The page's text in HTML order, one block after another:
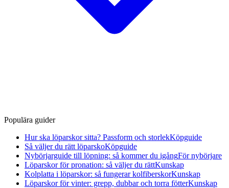
Populära guider
Hur ska löparskor sitta? Passform och storlekKöpguide
Så väljer du rätt löparskoKöpguide
Nybörjarguide till löpning: så kommer du igångFör nybörjare
Löparskor för pronation: så väljer du rättKunskap
Kolplatta i löparskor: så fungerar kolfiberskorKunskap
Löparskor för vinter: grepp, dubbar och torra fötterKunskap